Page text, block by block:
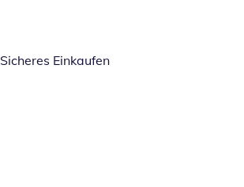
Sicheres Einkaufen